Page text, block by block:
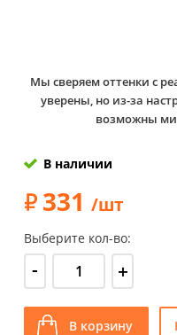
Мы сверяем оттенки с
уверены, но из-за
возможны
В наличии
331 /шт
Выберите кол-во:
- +
В корзину